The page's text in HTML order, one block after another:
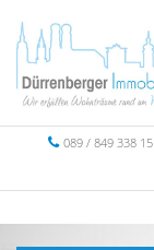
089 / 849 338 15